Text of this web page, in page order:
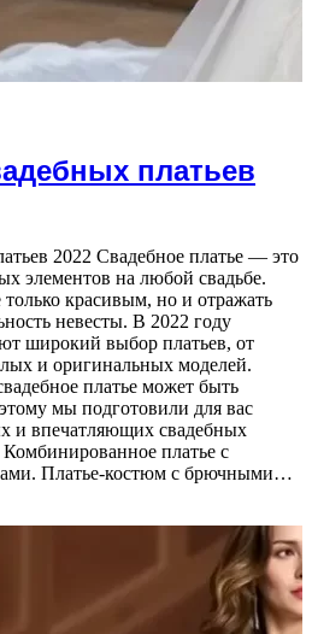
платьев
2022 Свадебное платье — это
элементов на любой свадьбе.
красивым, но и отражать
невесты. В 2022 году
широкий выбор платьев, от
и оригинальных моделей.
платье может быть
мы подготовили для вас
и впечатляющих свадебных
Комбинированное платье с
Платье-костюм с брючными…